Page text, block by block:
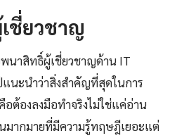
ชี่ยวชาญ
นาสิทธิ์ผู้เชี่ยวชาญด้าน IT
นะนำว่าสิ่งสำคัญที่สุดในการ
อต้องลงมือทำจริงไม่ใช่แค่อ่าน
มากมายที่มีความรู้ทฤษฎีเยอะแต่